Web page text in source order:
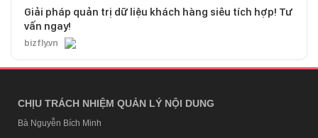
Giải pháp quản trị dữ liệu khách hàng siêu tích hợp! Tư
vấn ngay!
bizfly.vn
CHỊU TRÁCH NHIỆM QUẢN LÝ NỘI DUNG
Bà Nguyễn Bích Minh